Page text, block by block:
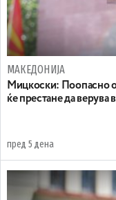
МАКЕДОНИЈА
Мицкоски: Поопасно
ќе престане да верува
пред 5 дена